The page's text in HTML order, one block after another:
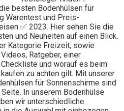
besten Bodenhülsen für
Warentest und Preis-
✅ 2023. Hier sehen Sie die
und Neuheiten auf einen Blick.
Kategorie Freizeit, sowie
Ratgeber, einer
und worauf es beim
zu achten gilt. Mit unserer
für Sonnenschirme sind
In unserem Bodenhülse
wir unterschiedliche